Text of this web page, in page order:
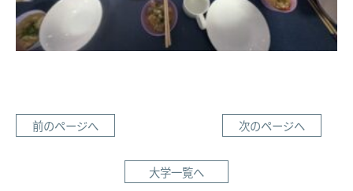
前のページへ 次のページへ
大学一覧へ